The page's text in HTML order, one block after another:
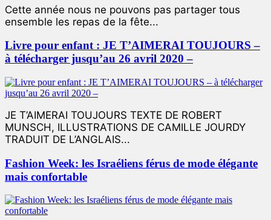
Cette année nous ne pouvons pas partager tous
ensemble les repas de la fête...
Livre pour enfant : JE T’AIMERAI TOUJOURS –
à télécharger jusqu’au 26 avril 2020 –
JE T’AIMERAI TOUJOURS TEXTE DE ROBERT
MUNSCH, ILLUSTRATIONS DE CAMILLE JOURDY
TRADUIT DE L’ANGLAIS...
Fashion Week: les Israéliens férus de mode élégante
mais confortable